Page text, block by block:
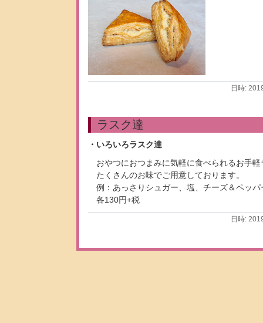
日時:
ラスク達
・いろいろラスク達
おやつにおつまみに気軽に食べられるお手軽
たくさんのお味でご用意しております。
例：あっさりシュガー、塩、チーズ＆ペッパ
各130円+税
日時: